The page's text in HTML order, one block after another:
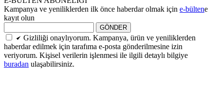
Kampanya ve yeniliklerden ilk önce haberdar olmak için e-bültene
kayıt olun
GÖNDER
Gizliliği onaylıyorum. Kampanya, ürün ve yeniliklerden
haberdar edilmek için tarafıma e-posta gönderilmesine izin
veriyorum. Kişisel verilerin işlenmesi ile ilgili detaylı bilgiye
buradan ulaşabilirsiniz.